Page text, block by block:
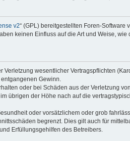
v2“ (GPL) bereitgestellten Foren-
keinen Einfluss auf die Art und Weise,
wesentlicher Vertragspflichten
Gewinn.
oder bei Schäden aus der Verletzung
übrigen der Höhe nach auf die
oder vorsätzlichem oder grob
begrenzt. Dies gilt auch für
Erfüllungsgehilfen des Betreibers.